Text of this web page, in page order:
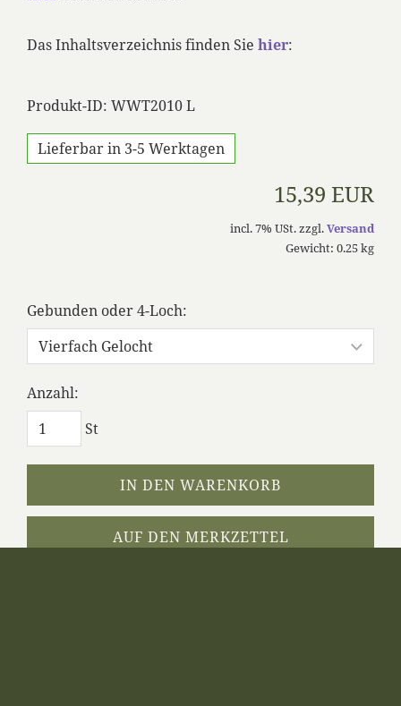
Das Inhaltsverzeichnis finden Sie hier:
Produkt-ID: WWT2010 L
Lieferbar in 3-5 Werktagen
15,39 EUR
incl. 7% USt. zzgl.Versand
Gewicht: 0.25 kg
Gebunden oder 4-Loch:
Anzahl:
St
IN DEN WARENKORB
AUF DEN MERKZETTEL